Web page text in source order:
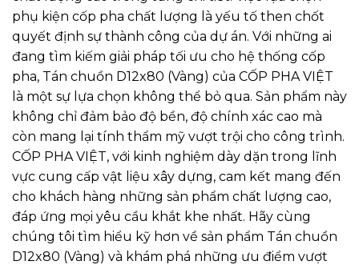
phụ kiện cốp pha chất lượng là yếu tố then chốt
quyết định sự thành công của dự án. Với những ai
đang tìm kiếm giải pháp tối ưu cho hệ thống cốp
pha, Tán chuồn D12x80 (Vàng) của CỐP PHA VIỆT
là một sự lựa chọn không thể bỏ qua. Sản phẩm này
không chỉ đảm bảo độ bền, độ chính xác cao mà
còn mang lại tính thẩm mỹ vượt trội cho công trình.
CỐP PHA VIỆT, với kinh nghiệm dày dặn trong lĩnh
vực cung cấp vật liệu xây dựng, cam kết mang đến
cho khách hàng những sản phẩm chất lượng cao,
đáp ứng mọi yêu cầu khắt khe nhất. Hãy cùng
chúng tôi tìm hiểu kỹ hơn về sản phẩm Tán chuồn
D12x80 (Vàng) và khám phá những ưu điểm vượt